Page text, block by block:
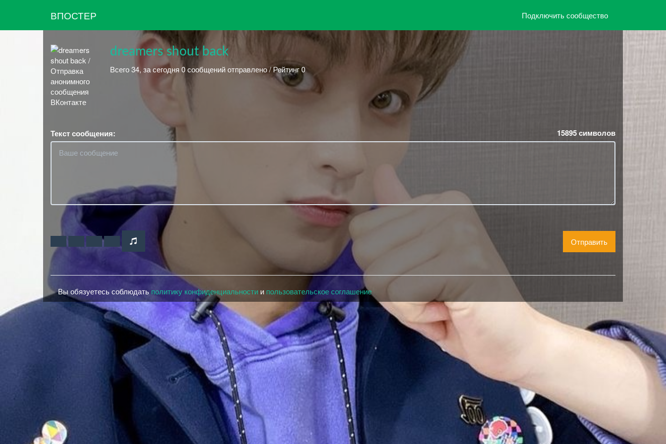
ВПОСТЕР Подключить сообщество
dreamers shоut back
Всего 34, за сегодня 0 сообщений отправлено / Рейтинг 0
Текст сообщения: 15895символов
Отправить
Вы обязуетесь соблюдать политику конфиденциальности и пользовательское соглашение